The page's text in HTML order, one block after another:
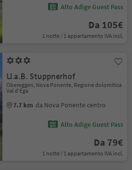
Alto Adige Guest Pass
Da 105€
1 notte / 1 appartamento IVA incl.
U.a.B. Stuppnerhof
Obereggen, Nova Ponente, Regione dolomitica
Val d'Ega
7.7 km da Nova Ponente centro
Alto Adige Guest Pass
Da 79€
1 notte / 1 appartamento IVA incl.